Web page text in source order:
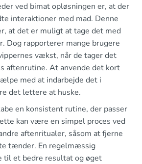
ved bimat opløsningen er, at der
interaktioner med mad. Denne
at det er muligt at tage det med
Dog rapporterer mange brugere
vækst, når de tager det
aftenrutine. At anvende det kort
med at indarbejde det i
det lettere at huske.
en konsistent rutine, der passer
kan være en simpel proces ved
aftenritualer, såsom at fjerne
tænder. En regelmæssig
til et bedre resultat og øget